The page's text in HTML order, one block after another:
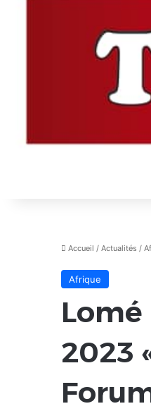
Accueil / Actualités /
Afrique
2023